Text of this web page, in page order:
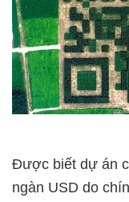
Được biết dự án
ngàn USD do